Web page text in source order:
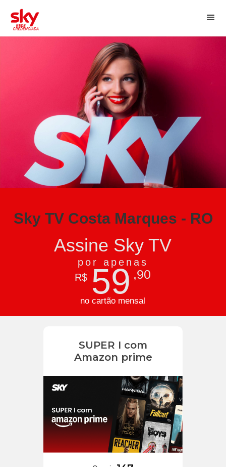
Sky TV Costa Marques - RO
Assine Sky TV
por apenas
R$ 59 ,90
no cartão mensal
SUPER I com
Amazon prime